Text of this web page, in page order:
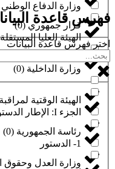
قرار جمهوري (
0
)
وزارة الدفاع الوطني
الهيئة العليا
وزارة الداخلية (
0
)
الهيئة الوقتية
رئاسة الجمهورية (
0
)
وزارة العدل وحقوق
فهرس قاعدة
اختر فهرس قاعدة البيانات
الجزء I: الإطار الدستوري
1- الدستور